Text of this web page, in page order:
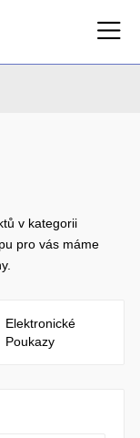
v kategorii
pro vás máme
Elektronické
Poukazy